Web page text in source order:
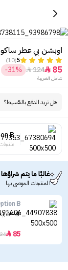
اوبشن بي عطر
5
(10)
85

124

-31%
شامل الضريبة
هل تريد الدفع بالتقسيط؟
B
منتجات
غالبًا ما يتم
المنتجات الموصى بها
B
اوبشن
85
